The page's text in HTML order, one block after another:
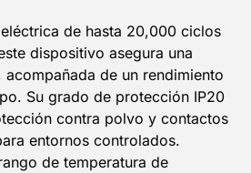
de hasta 20,000 ciclos
dispositivo asegura una
de un rendimiento
Su grado de protección IP20
contra polvo y contactos
entornos controlados.
de temperatura de